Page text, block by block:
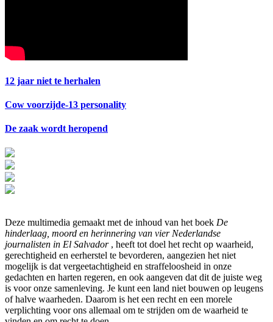
12 jaar niet te herhalen
Cow voorzijde-13 personality
De zaak wordt heropend
Deze multimedia gemaakt met de inhoud van het boek De
hinderlaag, moord en herinnering van vier Nederlandse
journalisten in El Salvador , heeft tot doel het recht op waarheid,
gerechtigheid en eerherstel te bevorderen, aangezien het niet
mogelijk is dat vergeetachtigheid en straffeloosheid in onze
gedachten en harten regeren, en ook aangeven dat dit de juiste weg
is voor onze samenleving. Je kunt een land niet bouwen op leugens
of halve waarheden. Daarom is het een recht en een morele
verplichting voor ons allemaal om te strijden om de waarheid te